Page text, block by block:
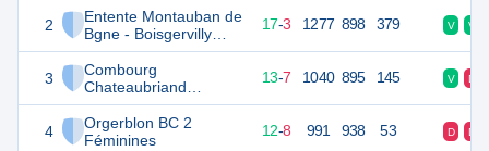
2
Entente Montauban de
Bgne - Boisgervilly
Basket Féminines
3
Combourg
Chateaubriand
Féminines
4
Orgerblon BC 2
Féminines
37 20 17-3 1277 898 379 V V
13-7 1040 895 145 V D
12-8 991 938 53 D D